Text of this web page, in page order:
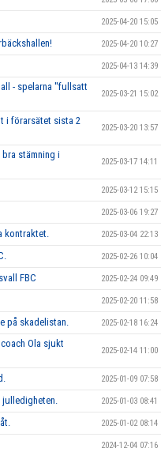
2025-04-20 15:05
2025-04-20 10:27
2025-04-13 14:39
- spelarna ''fullsatt
2025-03-21 15:02
i förarsätet sista 2
2025-03-20 13:57
stämning i
2025-03-17 14:11
2025-03-12 15:15
2025-03-06 19:27
kontraktet. 2025-03-04 22:13
2025-02-26 10:04
FBC 2025-02-24 09:49
2025-02-20 11:58
på skadelistan. 2025-02-18 16:24
Ola sjukt
2025-02-14 11:00
2025-01-09 07:58
julledigheten. 2025-01-03 08:41
2025-01-02 08:14
2024-12-04 07:16